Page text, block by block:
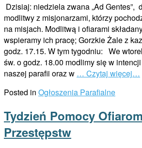
Dzisiaj: niedziela zwana „Ad Gentes”,
modlitwy z misjonarzami, którzy
na misjach. Modlitwą i ofiarami
wspieramy ich pracę; Gorzkie Żale z
godz. 17.15. W tym tygodniu: We
św. o godz. 18.00 modlimy się w
naszej parafii oraz w … Czytaj więcej…
Posted in Ogłoszenia Parafialne
Tydzień Pomocy Ofiarom
Przestępstw